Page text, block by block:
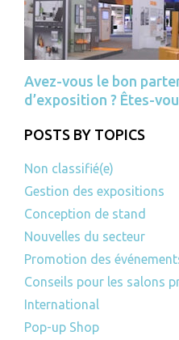
Avez-vous le bon
d’exposition ? Êtes-
POSTS BY TOPICS
Non classifié(e)
Gestion des expositions
Conception de stand
Nouvelles du secteur
Promotion des
Conseils pour les salons
International
Pop-up Shop